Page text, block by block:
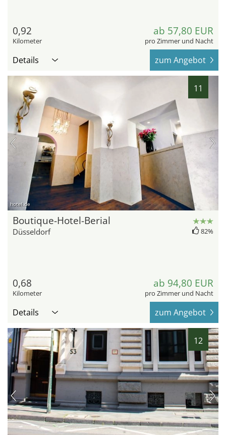
0,92
Kilometer
ab 57,80 EUR
pro Zimmer und Nacht
Details zum Angebot
11
hotel.de
Boutique-Hotel-Berial
Düsseldorf 82%
0,68
Kilometer
ab 94,80 EUR
pro Zimmer und Nacht
Details zum Angebot
12